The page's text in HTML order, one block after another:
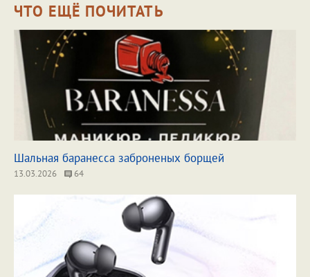
ЧТО ЕЩЁ ПОЧИТАТЬ
Шальная баранесса заброненых борщей
13.03.2026 64